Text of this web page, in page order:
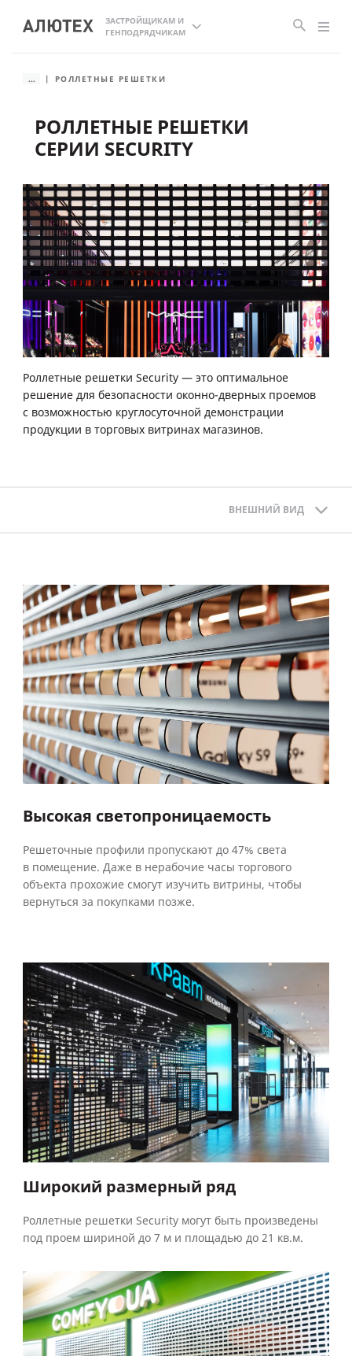
ЗАСТРОЙЩИКАМ И
ГЕНПОДРЯДЧИКАМ
РОЛЛЕТНЫЕ РЕШЕТКИ
СЕРИИ SECURITY
Роллетные решетки Security — это оптимальное
решение для безопасности оконно-дверных проемов
с возможностью круглосуточной демонстрации
продукции в торговых витринах магазинов.
... РОЛЛЕТНЫЕ РЕШЕТКИ
ВНЕШНИЙ ВИД
Высокая светопроницаемость
Решеточные профили пропускают до 47% света
в помещение. Даже в нерабочие часы торгового
объекта прохожие смогут изучить витрины, чтобы
вернуться за покупками позже.
Широкий размерный ряд
Роллетные решетки Security могут быть произведены
под проем шириной до 7 м и площадью до 21 кв.м.